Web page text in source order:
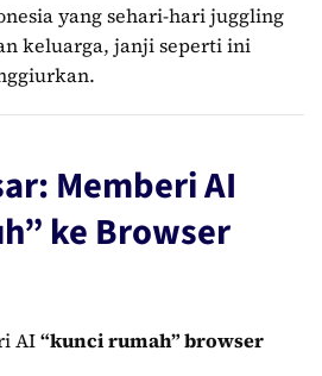
yang sehari-hari juggling
keluarga, janji seperti ini
Memberi AI
ke Browser
AI“kunci rumah” browser